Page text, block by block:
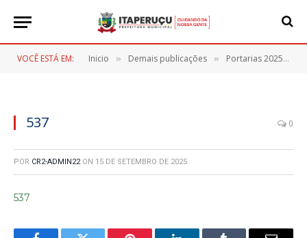
VOCÊ ESTÁ EM: Inicio » Demais publicações » Portarias 2025
537 0
POR CR2-ADMIN22 ON 15 DE SETEMBRO DE 2025
537